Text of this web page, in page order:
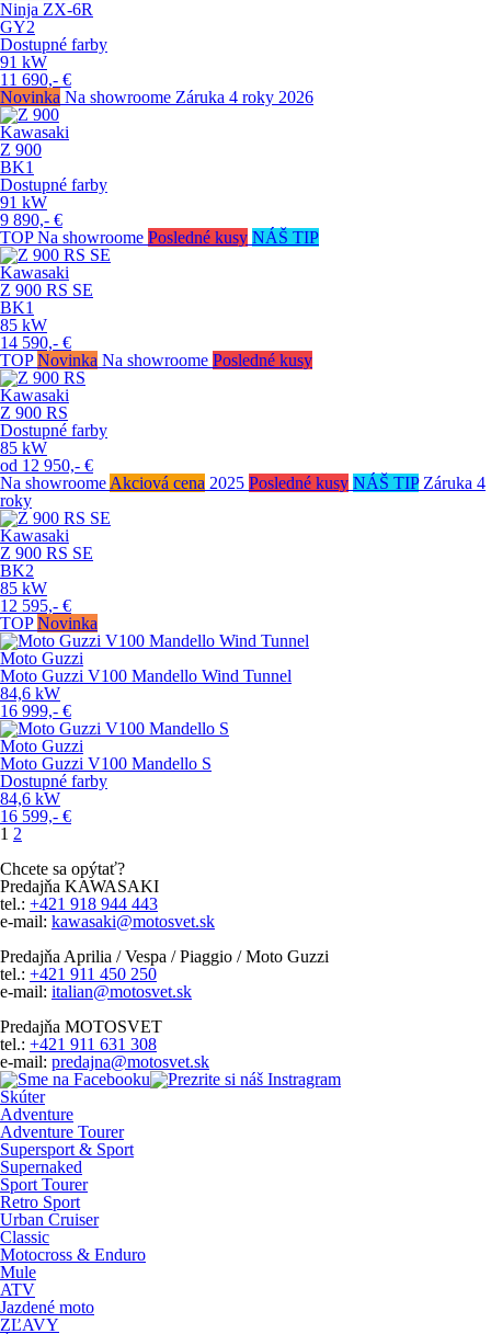
Ninja ZX-6R
GY2
Dostupné farby
91 kW
11 690,- €
Novinka Na showroome Záruka 4 roky 2026
Kawasaki
Z 900
BK1
Dostupné farby
91 kW
9 890,- €
TOP Na showroome Posledné kusy NÁŠ TIP
Kawasaki
Z 900 RS SE
BK1
85 kW
14 590,- €
TOP Novinka Na showroome Posledné kusy
Kawasaki
Z 900 RS
Dostupné farby
85 kW
od 12 950,- €
Na showroome Akciová cena 2025 Posledné kusy NÁŠ TIP Záruka 4
roky
Kawasaki
Z 900 RS SE
BK2
85 kW
12 595,- €
TOP Novinka
Moto Guzzi
Moto Guzzi V100 Mandello Wind Tunnel
84,6 kW
16 999,- €
Moto Guzzi
Moto Guzzi V100 Mandello S
Dostupné farby
84,6 kW
16 599,- €
1 2
Chcete sa opýtať?
Predajňa KAWASAKI
tel.: +421 918 944 443
e-mail: kawasaki@motosvet.sk
Predajňa Aprilia / Vespa / Piaggio / Moto Guzzi
tel.: +421 911 450 250
e-mail: italian@motosvet.sk
Predajňa MOTOSVET
tel.: +421 911 631 308
e-mail: predajna@motosvet.sk
Skúter
Adventure
Adventure Tourer
Supersport & Sport
Supernaked
Sport Tourer
Retro Sport
Urban Cruiser
Classic
Motocross & Enduro
Mule
ATV
Jazdené moto
ZĽAVY